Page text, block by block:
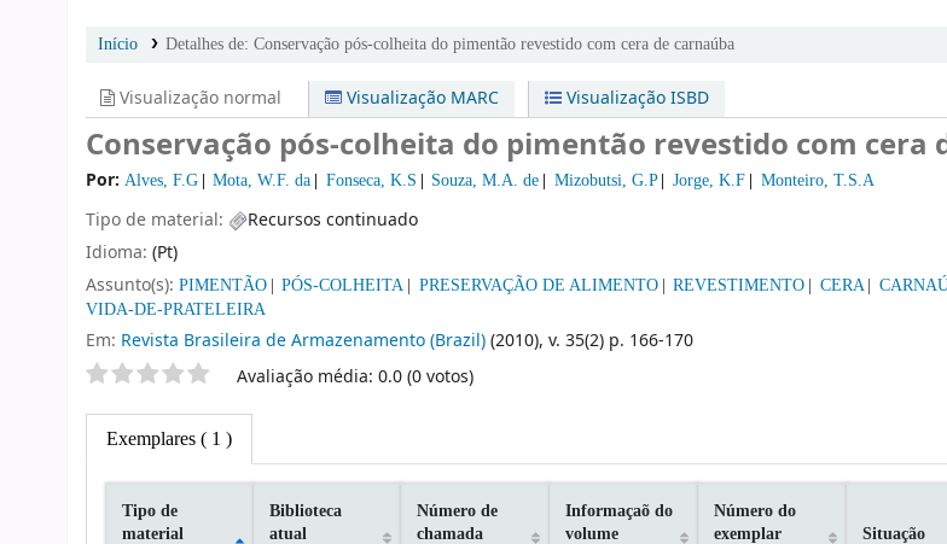
Início Detalhes de: Conservação pós-colheita do pimentão revestido com cera de carnaúba
Visualização normal Visualização MARC Visualização ISBD
Conservação pós-colheita do pimentão revestido com cera
Por: Alves, F.G Mota, W.F. da Fonseca, K.S Souza, M.A. de Mizobutsi, G.P Jorge, K.F Monteiro, T.S.A
Tipo de material:
Recursos continuado
Idioma: (Pt)
Assunto(s): PIMENTÃO PÓS-COLHEITA PRESERVAÇÃO DE ALIMENTO REVESTIMENTO CERA
VIDA-DE-PRATELEIRA
Em: Revista Brasileira de Armazenamento (Brazil)(2010), v. 35(2) p. 166-170
Classificação por estrelasAvaliação média: 0.0 (0 votos)
Exemplares ( 1 )
Tipo de
material
Biblioteca
atual
Número de
chamada
Informaçaõ do
volume
Número do
exemplar
Situação